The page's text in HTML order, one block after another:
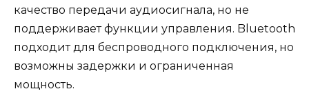
качество передачи аудиосигнала, но не
поддерживает функции управления. Bluetooth
подходит для беспроводного подключения, но
возможны задержки и ограниченная
мощность.